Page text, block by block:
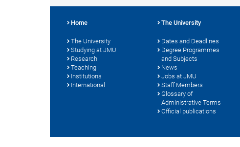
Home
The University
Studying at JMU
Research
Teaching
Institutions
International
The University
Dates and Deadlines
Degree Programmes
and Subjects
News
Jobs at JMU
Staff Members
Glossary of
Administrative Terms
Official publications